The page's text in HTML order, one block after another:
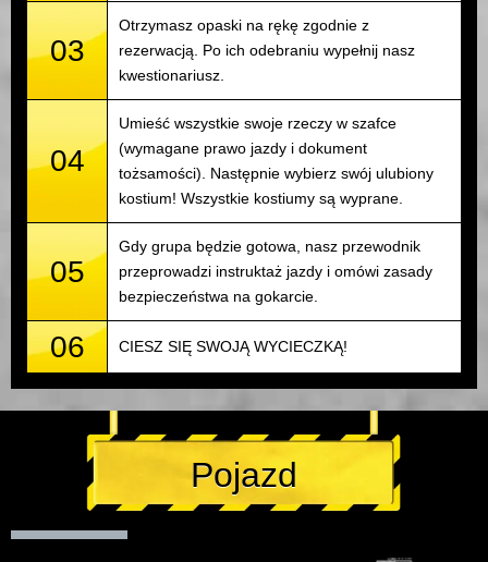
03
Otrzymasz opaski na rękę zgodnie z
rezerwacją. Po ich odebraniu wypełnij nasz
kwestionariusz.
04
Umieść wszystkie swoje rzeczy w szafce
(wymagane prawo jazdy i dokument
tożsamości). Następnie wybierz swój ulubiony
kostium! Wszystkie kostiumy są wyprane.
05
Gdy grupa będzie gotowa, nasz przewodnik
przeprowadzi instruktaż jazdy i omówi zasady
bezpieczeństwa na gokarcie.
06 CIESZ SIĘ SWOJĄ WYCIECZKĄ!
Pojazd